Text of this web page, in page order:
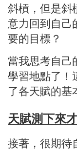
斜槓，但是斜
意力回到自己
要的目標？
當我思考自己
學習地點了！
了各天賦的基
天賦測下來
接著，很期待